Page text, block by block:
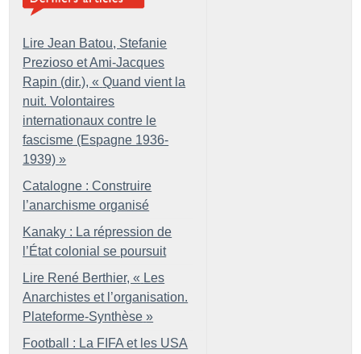
Lire Jean Batou, Stefanie
Prezioso et Ami-Jacques
Rapin (dir.), « Quand vient la
nuit. Volontaires
internationaux contre le
fascisme (Espagne 1936-
1939) »
Catalogne : Construire
l’anarchisme organisé
Kanaky : La répression de
l’État colonial se poursuit
Lire René Berthier, « Les
Anarchistes et l’organisation.
Plateforme-Synthèse »
Football : La FIFA et les USA